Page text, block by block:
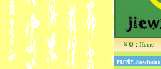
首页：Home
สมาชิก Jiewfudao